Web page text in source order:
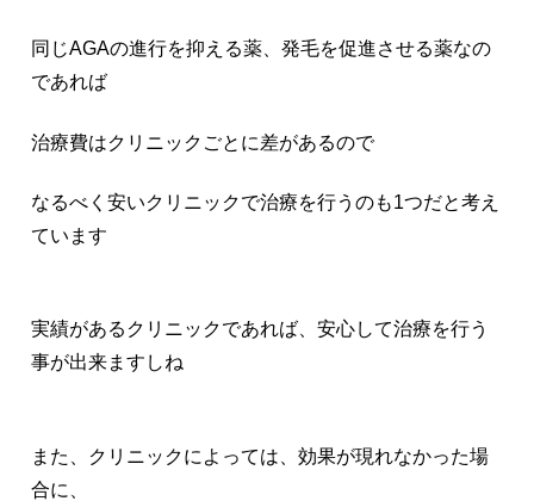
同じAGAの進行を抑える薬、発毛を促進させる薬なの
であれば
治療費はクリニックごとに差があるので
なるべく安いクリニックで治療を行うのも1つだと考え
ています
実績があるクリニックであれば、安心して治療を行う
事が出来ますしね
また、クリニックによっては、効果が現れなかった場
合に、